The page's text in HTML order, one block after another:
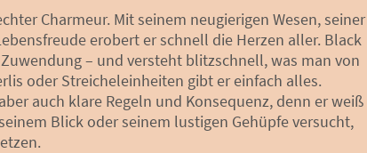
Charmeur. Mit seinem neugierigen Wesen, seiner
erobert er schnell die Herzen aller. Black
– und versteht blitzschnell, was man von
oder Streicheleinheiten gibt er einfach alles.
auch klare Regeln und Konsequenz, denn er weiß
Blick oder seinem lustigen Gehüpfe versucht,